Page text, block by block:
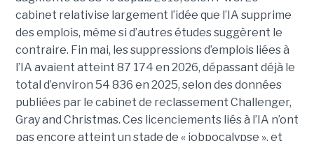
cabinet relativise largement l’idée que l’IA supprime
des emplois, même si d’autres études suggèrent le
contraire. Fin mai, les suppressions d’emplois liées à
l’IA avaient atteint 87 174 en 2026, dépassant déjà le
total d’environ 54 836 en 2025, selon des données
publiées par le cabinet de reclassement Challenger,
Gray and Christmas. Ces licenciements liés à l’IA n’ont
pas encore atteint un stade de « jobpocalypse », et